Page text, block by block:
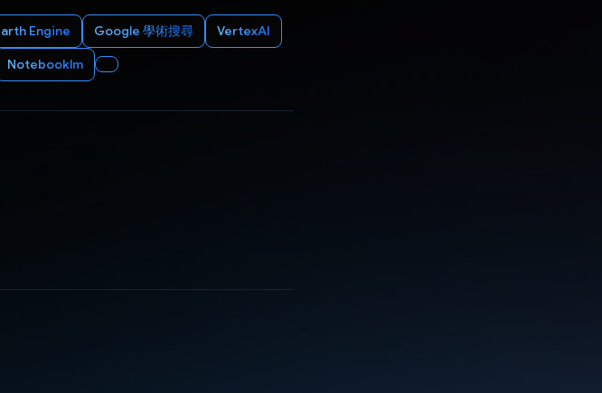
Engine Google 學術搜尋 VertexAI
Notebooklm